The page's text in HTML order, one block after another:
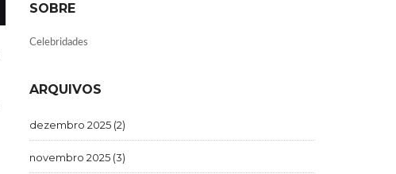
SOBRE
Celebridades
ARQUIVOS
dezembro 2025 (2)
novembro 2025 (3)